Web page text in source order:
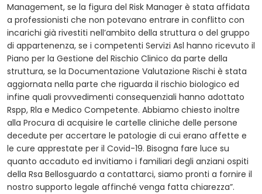
Management, se la figura del Risk Manager è stata affidata
a professionisti che non potevano entrare in conflitto con
incarichi già rivestiti nell’ambito della struttura o del gruppo
di appartenenza, se i competenti Servizi Asl hanno ricevuto il
Piano per la Gestione del Rischio Clinico da parte della
struttura, se la Documentazione Valutazione Rischi è stata
aggiornata nella parte che riguarda il rischio biologico ed
infine quali provvedimenti consequenziali hanno adottato
Rspp, Rla e Medico Competente. Abbiamo chiesto inoltre
alla Procura di acquisire le cartelle cliniche delle persone
decedute per accertare le patologie di cui erano affette e
le cure apprestate per il Covid-19. Bisogna fare luce su
quanto accaduto ed invitiamo i familiari degli anziani ospiti
della Rsa Bellosguardo a contattarci, siamo pronti a fornire il
nostro supporto legale affinché venga fatta chiarezza”.